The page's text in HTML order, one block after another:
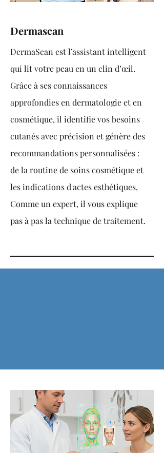
Dermascan
DermaScan est l’assistant intelligent
qui lit votre peau en un clin d’œil.
Grâce à ses connaissances
approfondies en dermatologie et en
cosmétique, il identifie vos besoins
cutanés avec précision et génère des
recommandations personnalisées :
de la routine de soins cosmétique et
les indications d'actes esthétiques,
Comme un expert, il vous explique
pas à pas la technique de traitement.